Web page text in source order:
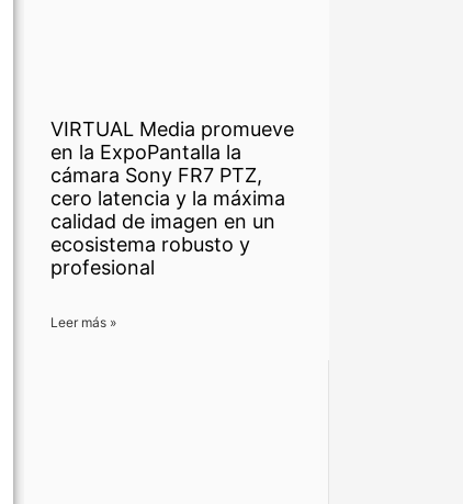
VIRTUAL Media promueve
en la ExpoPantalla la
cámara Sony FR7 PTZ,
cero latencia y la máxima
calidad de imagen en un
ecosistema robusto y
profesional
Leer más »